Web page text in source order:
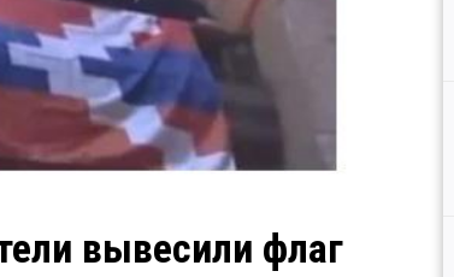
вывесили флаг